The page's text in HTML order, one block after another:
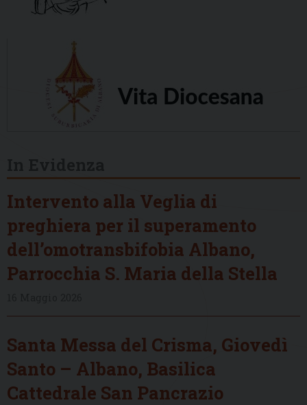
Intervento alla Veglia di
preghiera per il superamento
dell’omotransbifobia Albano,
Parrocchia S. Maria della Stella
Santa Messa del Crisma, Giovedì
Santo – Albano, Basilica
Cattedrale San Pancrazio